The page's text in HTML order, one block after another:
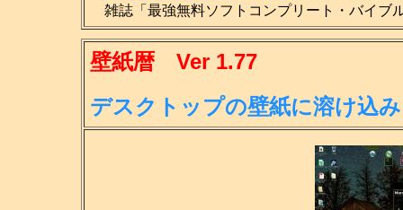
雑誌「最強無料ソフトコンプリート・バイブ
壁紙暦 Ver 1.77
デスクトップの壁紙に溶け込